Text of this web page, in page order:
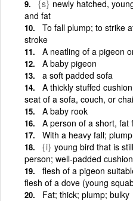
{s} newly hatched,
and fat
To fall plump; to strike
stroke
A neatling of a pigeon
A baby pigeon
a soft padded sofa
A thickly stuffed
seat of a sofa, couch, or
A baby rook
A person of a short, fat
With a heavy fall; plump
{i} young bird that is
person; well-padded cushion
flesh of a pigeon
flesh of a dove (young
Fat; thick; plump; bulky